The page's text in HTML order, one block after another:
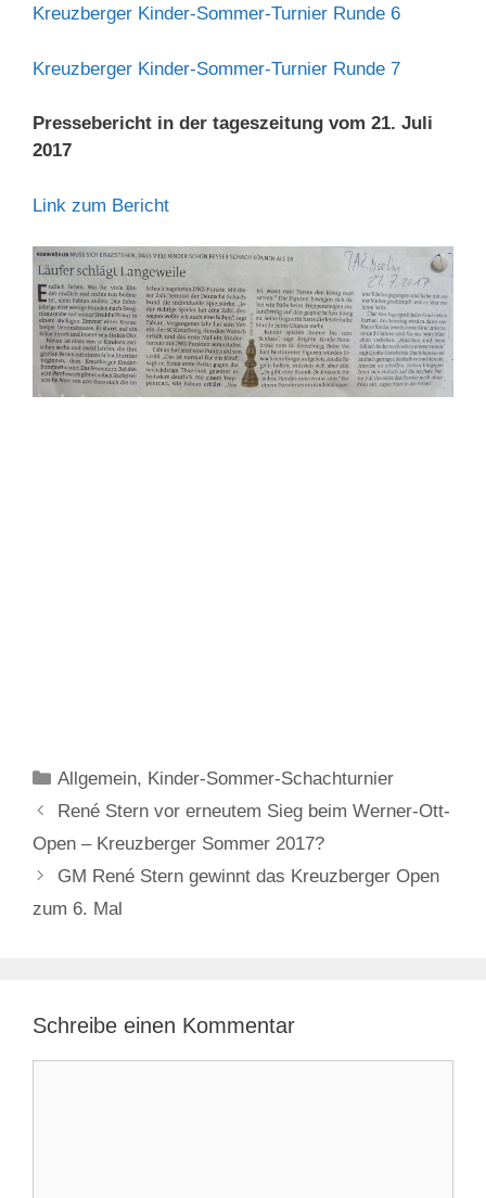
Kreuzberger Kinder-Sommer-Turnier Runde 6
Kreuzberger Kinder-Sommer-Turnier Runde 7
Pressebericht in der tageszeitung vom 21. Juli
2017
Link zum Bericht
Kategorien
Allgemein, Kinder-Sommer-Schachturnier
René Stern vor erneutem Sieg beim Werner-Ott-
Open – Kreuzberger Sommer 2017?
GM René Stern gewinnt das Kreuzberger Open
zum 6. Mal
Schreibe einen Kommentar